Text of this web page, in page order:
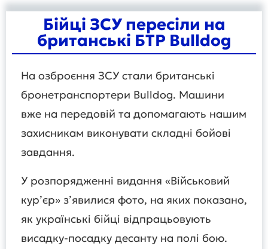
Бійці ЗСУ пересіли на
британські БТР Bulldog
На озброєння ЗСУ стали британські
бронетранспортери Bulldog. Машини
вже на передовій та допомагають нашим
захисникам виконувати складні бойові
завдання.
У розпорядженні видання «‎Військовий
кур’єр» з’явилися фото, на яких показано,
як українські бійці відпрацьовують
висадку-посадку десанту на полі бою.